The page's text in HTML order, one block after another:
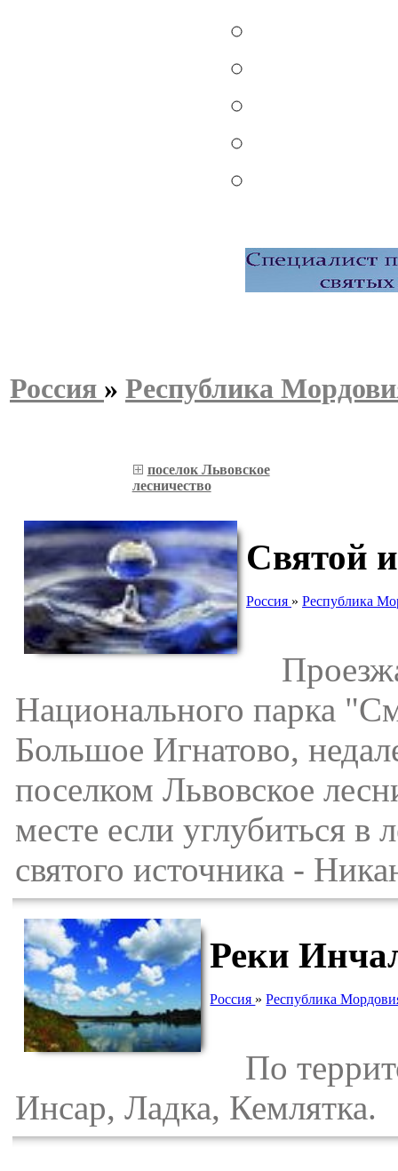
Россия » Республика
поселок Львовское
лесничество
Святой
Россия » Республика
Национального парка
Большое Игнатово,
поселком Львовское
месте если углубиться
святого источника -
Реки
Россия »Республика
По
Инсар, Ладка, Кемлятка.